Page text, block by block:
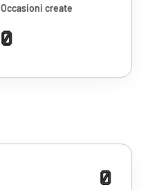
Occasioni create
0
0